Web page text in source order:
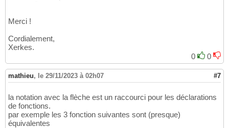
Merci !
Cordialement,
Xerkes.
0
0
mathieu, le 29/11/2023 à 02h07 #7
la notation avec la flèche est un raccourci pour les déclarations
de fonctions.
par exemple les 3 fonction suivantes sont (presque)
équivalentes